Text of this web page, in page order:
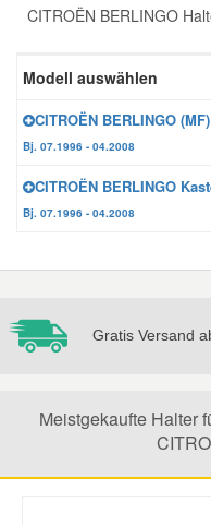
CITROËN BERLINGO
Modell auswählen
CITROËN BERLINGO (MF)
Bj. 07.1996 - 04.2008
CITROËN BERLINGO
Bj. 07.1996 - 04.2008
Gratis Versand
Meistgekaufte Halter
Zündanlage und
Winter-Autozubehör
Jeep Ersatzteile
Kia Ersatzteile
Lancia Ersatzteile